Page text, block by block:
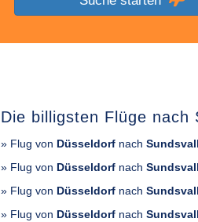
Die billigsten Flüge nach
» Flug von Düsseldorfnach Sundsvall
» Flug von Düsseldorfnach Sundsvall
» Flug von Düsseldorfnach Sundsvall
» Flug von Düsseldorfnach Sundsvall